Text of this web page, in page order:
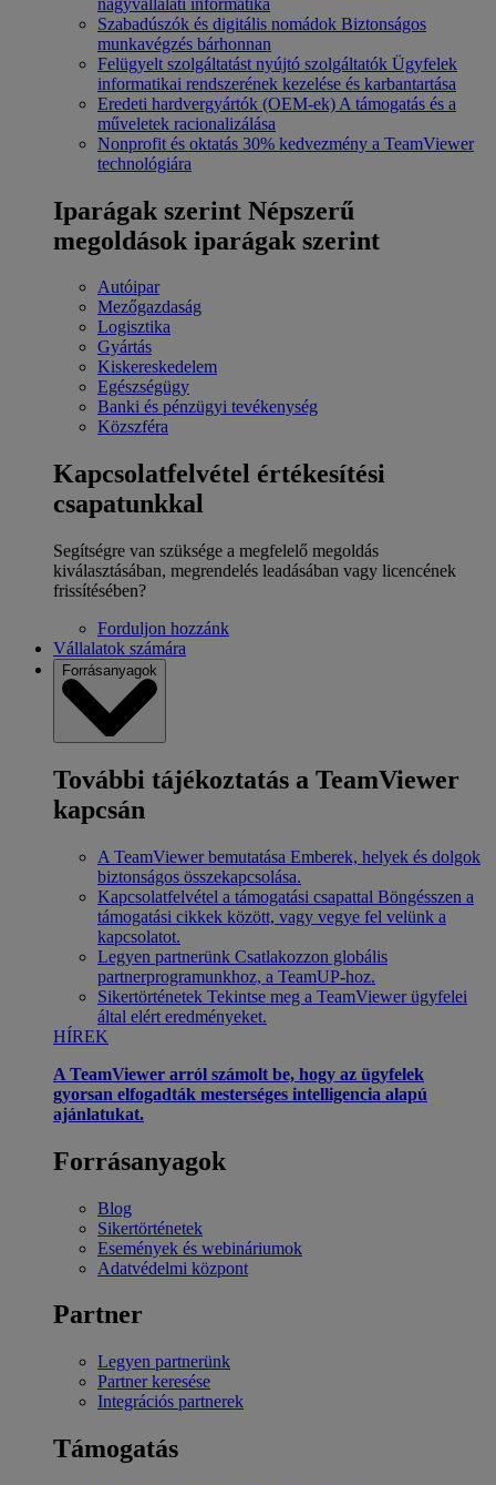
Szabadúszók és digitális nomádok Biztonságos
munkavégzés bárhonnan
Felügyelt szolgáltatást nyújtó szolgáltatók Ügyfelek
informatikai rendszerének kezelése és karbantartása
Eredeti hardvergyártók (OEM-ek) A támogatás és a
műveletek racionalizálása
Nonprofit és oktatás 30% kedvezmény a TeamViewer
technológiára
Iparágak szerint Népszerű
megoldások iparágak szerint
Autóipar
Mezőgazdaság
Logisztika
Gyártás
Kiskereskedelem
Egészségügy
Banki és pénzügyi tevékenység
Közszféra
Kapcsolatfelvétel értékesítési
csapatunkkal
Segítségre van szüksége a megfelelő megoldás
kiválasztásában, megrendelés leadásában vagy licencének
frissítésében?
Forduljon hozzánk
Vállalatok számára
Forrásanyagok
További tájékoztatás a TeamViewer
kapcsán
A TeamViewer bemutatása Emberek, helyek és dolgok
biztonságos összekapcsolása.
Kapcsolatfelvétel a támogatási csapattal Böngésszen a
támogatási cikkek között, vagy vegye fel velünk a
kapcsolatot.
Legyen partnerünk Csatlakozzon globális
partnerprogramunkhoz, a TeamUP-hoz.
Sikertörténetek Tekintse meg a TeamViewer ügyfelei
által elért eredményeket.
HÍREK
A TeamViewer arról számolt be, hogy az ügyfelek
gyorsan elfogadták mesterséges intelligencia alapú
ajánlatukat.
Forrásanyagok
Blog
Sikertörténetek
Események és webináriumok
Adatvédelmi központ
Partner
Legyen partnerünk
Partner keresése
Integrációs partnerek
Támogatás